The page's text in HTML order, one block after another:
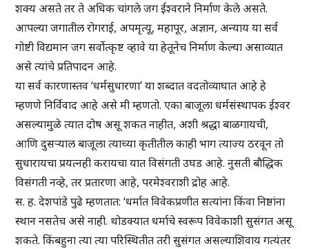
शक्य असते तर ते अधिक चांगले जग ईश्वराने निर्माण केले असते.
आपल्या जगातील रोगराई, अपमृत्यू, महापूर, अज्ञान, अन्याय या सर्व
गोष्टी विद्यमान जग सर्वोत्कृष्ट व्हावे या हेतूनेच निर्माण केल्या असाव्यात
असे त्यांचे प्रतिपादन आहे.
या सर्व कारणास्तव ‘धर्मसुधारणा’ या शब्दात वदतोव्याघात आहे हे
म्हणणे निर्विवाद आहे असे मी म्हणतो. एका बाजूला धर्मसंस्थापक ईश्वर
असल्यामुळे त्यात दोष असू शकत नाहीत, अशी श्रद्धा बाळगायची,
आणि दुसऱ्याल बाजूला त्याच्या कृतीतील काही भाग त्याज्य ठरवून तो
सुधारायचा प्रयत्नही करायचा यात विसंगती उघड आहे. नुसती बौद्धिक
विसंगती नव्हे, तर प्रतारणा आहे, परमेश्वराशी द्रोह आहे.
स. ह. देशपांडे पुढे म्हणतात: ‘धर्मात विवेकप्रणीत सत्यांना किंवा निष्ठांना
स्थान नसतेच असे नाही. थोडक्यात धर्माचे स्वरूप विवेकाशी सुसंगत असू
शकते. किंबहुना त्या त्या परिस्थितीत तरी सुसंगत असल्याशिवाय गत्यंतर